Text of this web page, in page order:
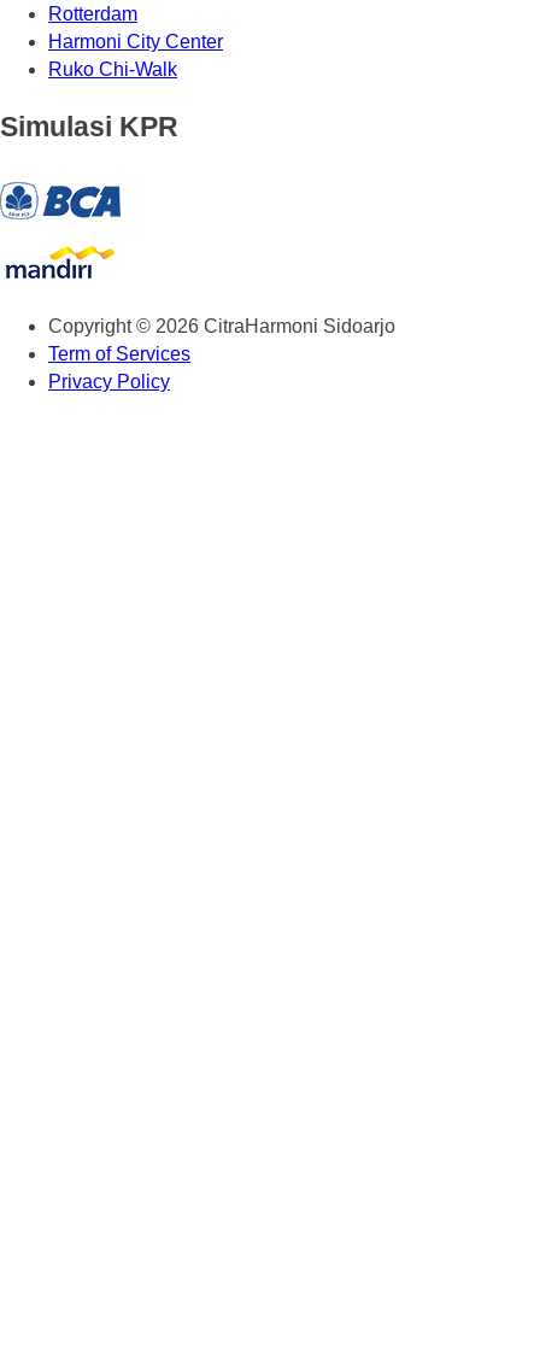
Rotterdam
Harmoni City Center
Ruko Chi-Walk
Simulasi KPR
Copyright © 2026 CitraHarmoni Sidoarjo
Term of Services
Privacy Policy